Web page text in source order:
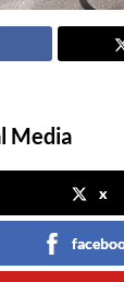
Media
x